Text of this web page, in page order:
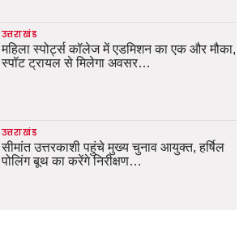
उत्तराखंड
महिला स्पोर्ट्स कॉलेज में एडमिशन का एक और मौका,
स्पॉट ट्रायल से मिलेगा अवसर…
उत्तराखंड
सीमांत उत्तरकाशी पहुंचे मुख्य चुनाव आयुक्त, हर्षिल
पोलिंग बूथ का करेंगे निरीक्षण…